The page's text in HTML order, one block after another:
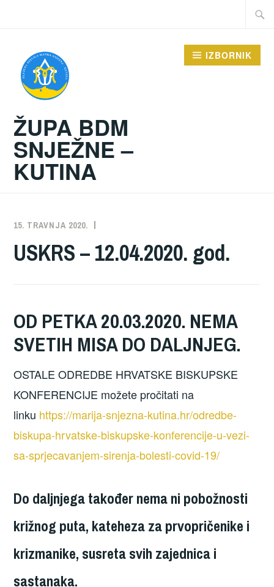
Traži:
ŽUPA BDM
SNJEŽNE –
KUTINA
IZBORNIK
15. TRAVNJA 2020.
USKRS – 12.04.2020. god.
OD PETKA 20.03.2020. NEMA
SVETIH MISA DO DALJNJEG.
OSTALE ODREDBE HRVATSKE BISKUPSKE
KONFERENCIJE možete pročitati na
linku https://marija-snjezna-kutina.hr/odredbe-
biskupa-hrvatske-biskupske-konferencije-u-vezi-
sa-sprjecavanjem-sirenja-bolesti-covid-19/
Do daljnjega također nema ni pobožnosti
križnog puta, kateheza za prvopričenike i
krizmanike, susreta svih zajednica i
sastanaka.